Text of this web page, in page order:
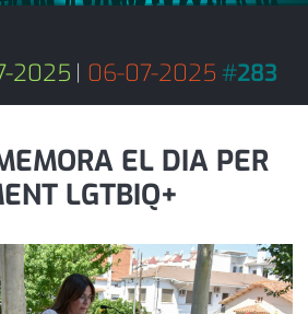
agenda
cultura
economia
empresa
entrevista
esports
medi ambient
d'interès
contacte
farmàcies
telèfons
calendari
2025 | 06-07-2025 #283
EL DIA PER
LGTBIQ+